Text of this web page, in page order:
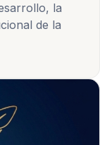
la
de la